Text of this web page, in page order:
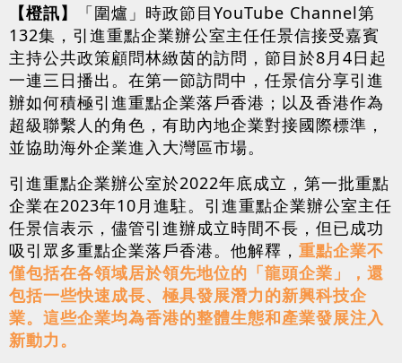
【橙訊】
「圍爐」時政節目YouTube Channel第
132集，引進重點企業辦公室主任任景信接受嘉賓
主持公共政策顧問林緻茵的訪問，節目於8月4日起
一連三日播出。在第一節訪問中，任景信分享引進
辦如何積極引進重點企業落戶香港；以及香港作為
超級聯繫人的角色，有助內地企業對接國際標準，
並協助海外企業進入大灣區市場。
引進重點企業辦公室於2022年底成立，第一批重點
企業在2023年10月進駐。引進重點企業辦公室主任
任景信表示，儘管引進辦成立時間不長，但已成功
吸引眾多重點企業落戶香港。他解釋， 重點企業不
僅包括在各領域居於領先地位的「龍頭企業」，還
包括一些快速成長、極具發展潛力的新興科技企
業。這些企業均為香港的整體生態和產業發展注入
新動力。